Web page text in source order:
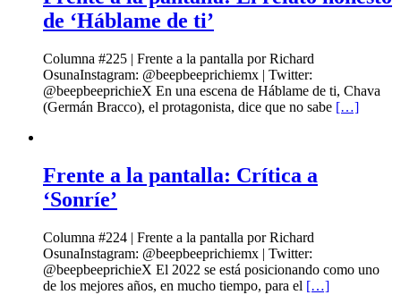
de ‘Háblame de ti’
Columna #225 | Frente a la pantalla por Richard
OsunaInstagram: @beepbeeprichiemx | Twitter:
@beepbeeprichieX En una escena de Háblame de ti, Chava
(Germán Bracco), el protagonista, dice que no sabe […]
Frente a la pantalla: Crítica a
‘Sonríe’
Columna #224 | Frente a la pantalla por Richard
OsunaInstagram: @beepbeeprichiemx | Twitter:
@beepbeeprichieX El 2022 se está posicionando como uno
de los mejores años, en mucho tiempo, para el […]